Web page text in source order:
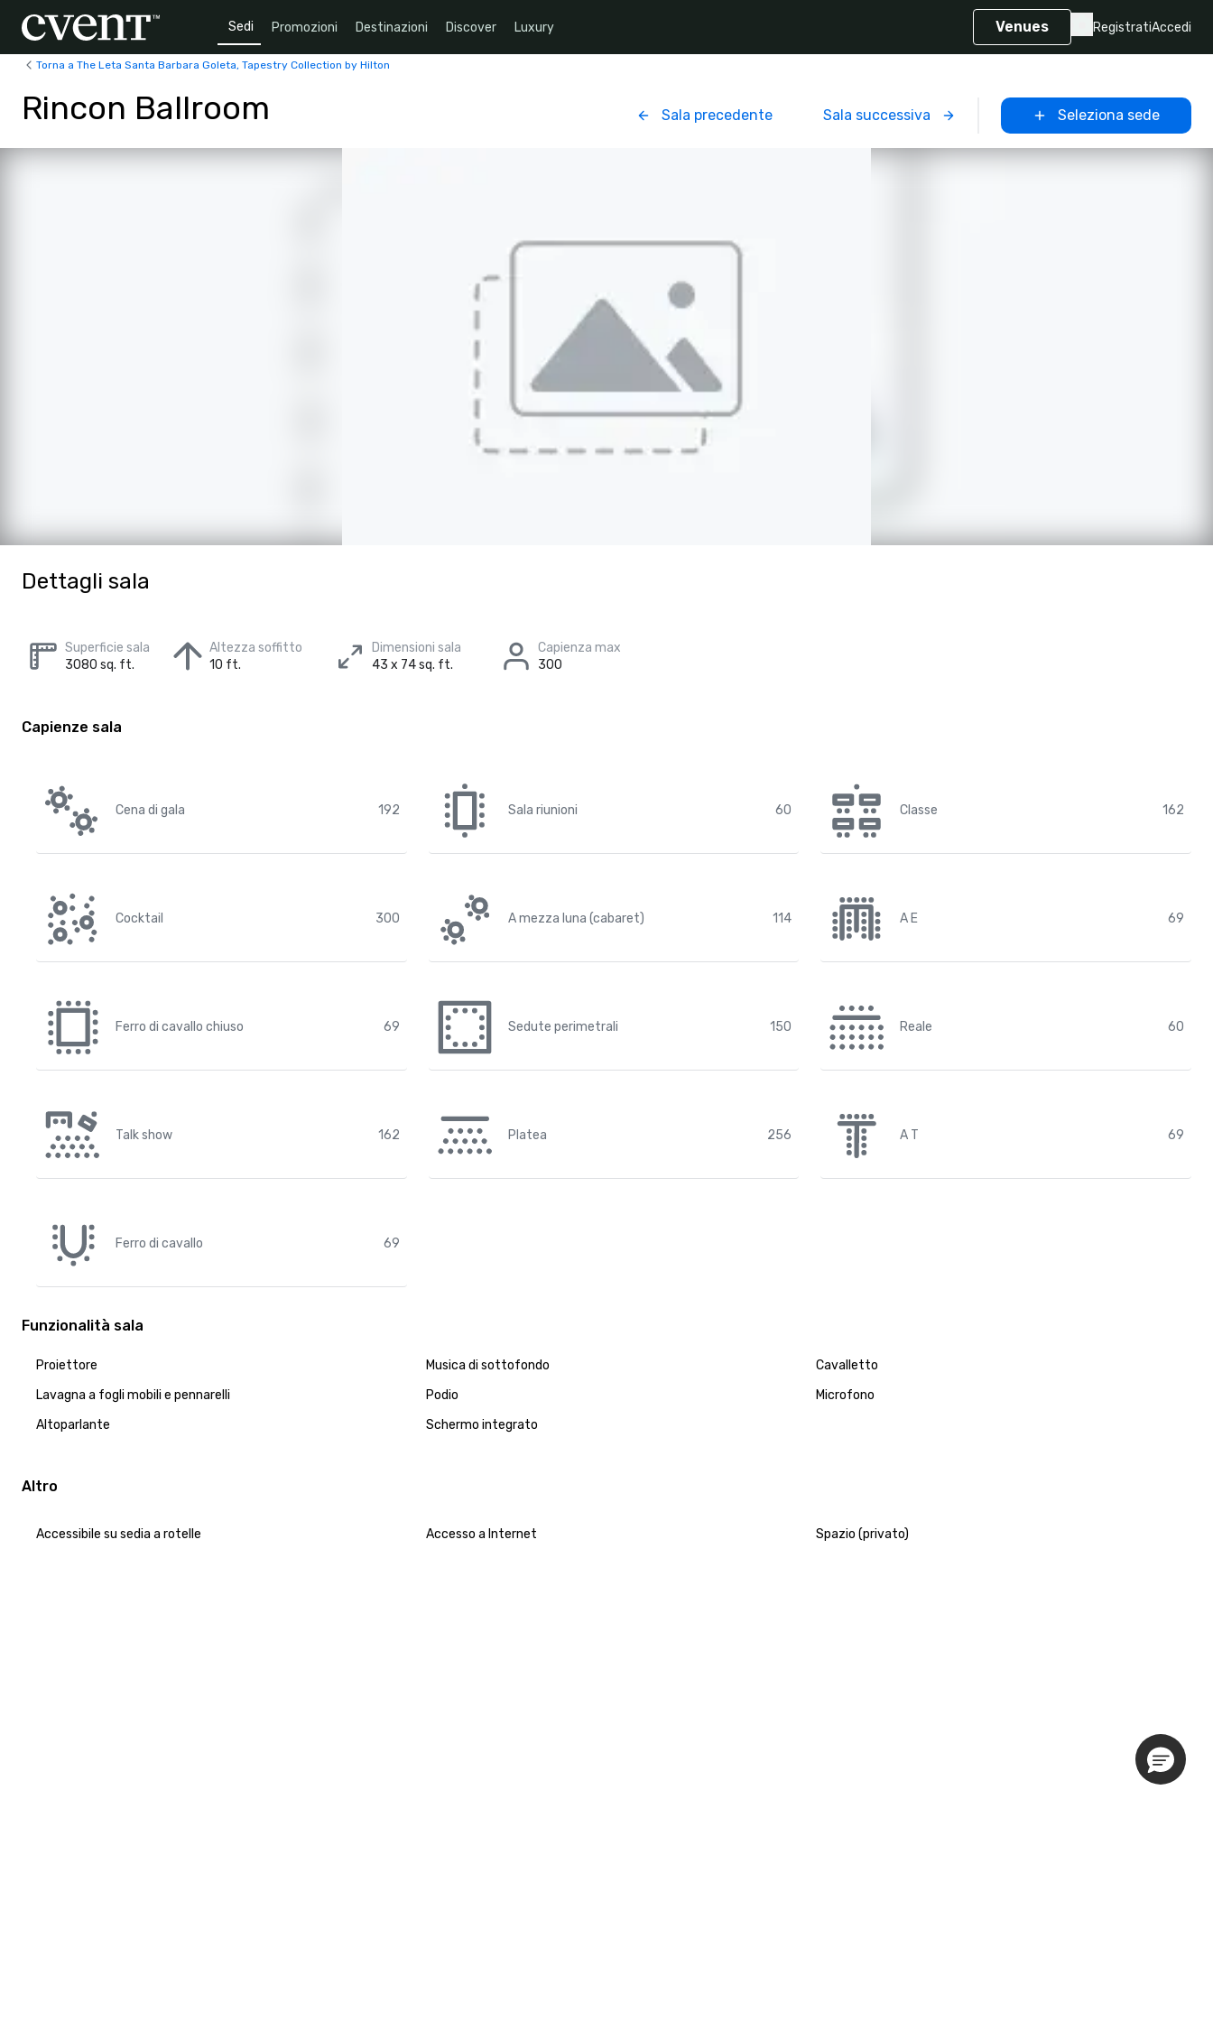
Sedi Promozioni Destinazioni Discover Luxury Venues RegistratiAccedi
Torna a The Leta Santa Barbara Goleta, Tapestry Collection by Hilton
Rincon Ballroom Sala precedente Sala successiva Seleziona sede
Dettagli sala
Superficie sala
3080 sq. ft.
Altezza soffitto
10 ft.
Dimensioni sala
43 x 74 sq. ft.
Capienza max
300
Capienze sala
Cena di gala 192 Sala riunioni 60 Classe 162
Cocktail 300 A mezza luna (cabaret) 114 A E 69
Ferro di cavallo chiuso 69 Sedute perimetrali 150 Reale 60
Talk show 162 Platea 256 A T 69
Ferro di cavallo 69
Funzionalità sala
Proiettore Musica di sottofondo
Cavalletto
Lavagna a fogli mobili e pennarelli
Podio
Microfono
Altoparlante
Schermo integrato
Altro
Accessibile su sedia a rotelle Accesso a Internet Spazio (privato)